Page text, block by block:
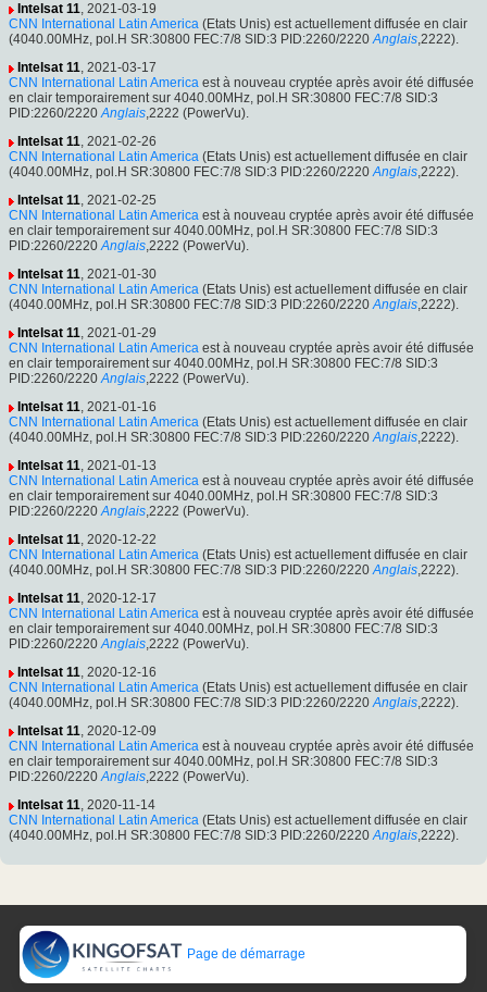
Intelsat 11, 2021-03-19
CNN International Latin America (Etats Unis) est actuellement diffusée en clair
(4040.00MHz, pol.H SR:30800 FEC:7/8 SID:3 PID:2260/2220 Anglais,2222).
Intelsat 11, 2021-03-17
CNN International Latin America est à nouveau cryptée après avoir été diffusée
en clair temporairement sur 4040.00MHz, pol.H SR:30800 FEC:7/8 SID:3
PID:2260/2220 Anglais,2222 (PowerVu).
Intelsat 11, 2021-02-26
CNN International Latin America (Etats Unis) est actuellement diffusée en clair
(4040.00MHz, pol.H SR:30800 FEC:7/8 SID:3 PID:2260/2220 Anglais,2222).
Intelsat 11, 2021-02-25
CNN International Latin America est à nouveau cryptée après avoir été diffusée
en clair temporairement sur 4040.00MHz, pol.H SR:30800 FEC:7/8 SID:3
PID:2260/2220 Anglais,2222 (PowerVu).
Intelsat 11, 2021-01-30
CNN International Latin America (Etats Unis) est actuellement diffusée en clair
(4040.00MHz, pol.H SR:30800 FEC:7/8 SID:3 PID:2260/2220 Anglais,2222).
Intelsat 11, 2021-01-29
CNN International Latin America est à nouveau cryptée après avoir été diffusée
en clair temporairement sur 4040.00MHz, pol.H SR:30800 FEC:7/8 SID:3
PID:2260/2220 Anglais,2222 (PowerVu).
Intelsat 11, 2021-01-16
CNN International Latin America (Etats Unis) est actuellement diffusée en clair
(4040.00MHz, pol.H SR:30800 FEC:7/8 SID:3 PID:2260/2220 Anglais,2222).
Intelsat 11, 2021-01-13
CNN International Latin America est à nouveau cryptée après avoir été diffusée
en clair temporairement sur 4040.00MHz, pol.H SR:30800 FEC:7/8 SID:3
PID:2260/2220 Anglais,2222 (PowerVu).
Intelsat 11, 2020-12-22
CNN International Latin America (Etats Unis) est actuellement diffusée en clair
(4040.00MHz, pol.H SR:30800 FEC:7/8 SID:3 PID:2260/2220 Anglais,2222).
Intelsat 11, 2020-12-17
CNN International Latin America est à nouveau cryptée après avoir été diffusée
en clair temporairement sur 4040.00MHz, pol.H SR:30800 FEC:7/8 SID:3
PID:2260/2220 Anglais,2222 (PowerVu).
Intelsat 11, 2020-12-16
CNN International Latin America (Etats Unis) est actuellement diffusée en clair
(4040.00MHz, pol.H SR:30800 FEC:7/8 SID:3 PID:2260/2220 Anglais,2222).
Intelsat 11, 2020-12-09
CNN International Latin America est à nouveau cryptée après avoir été diffusée
en clair temporairement sur 4040.00MHz, pol.H SR:30800 FEC:7/8 SID:3
PID:2260/2220 Anglais,2222 (PowerVu).
Intelsat 11, 2020-11-14
CNN International Latin America (Etats Unis) est actuellement diffusée en clair
(4040.00MHz, pol.H SR:30800 FEC:7/8 SID:3 PID:2260/2220 Anglais,2222).
Page de démarrage